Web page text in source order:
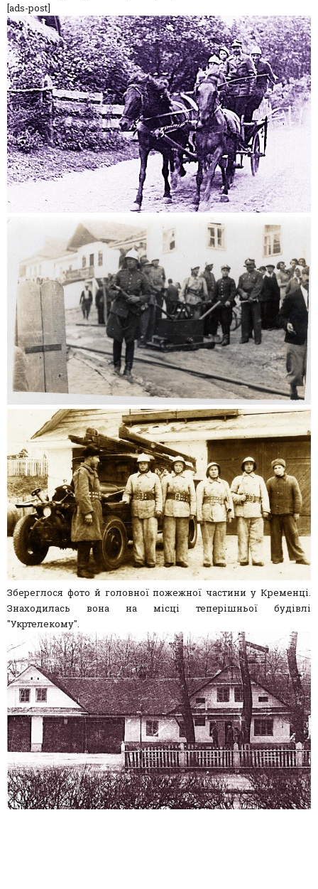
[ads-post]
Збереглося фото й головної пожежної частини у Кременці.
Знаходилась вона на місці теперішньої будівлі
"Укртелекому".